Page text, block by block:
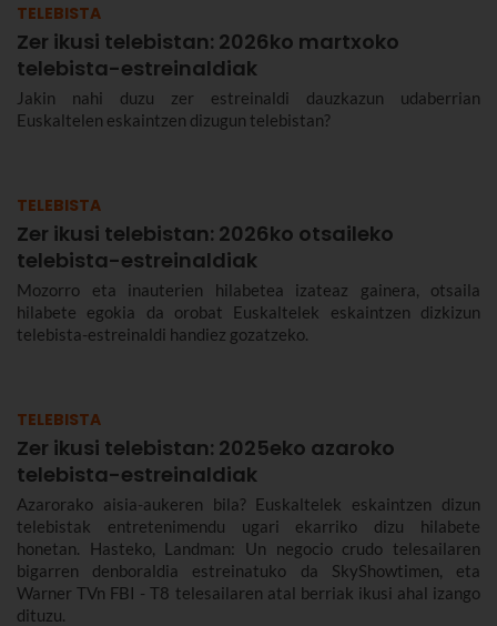
TELEBISTA
Zer ikusi telebistan: 2026ko martxoko
telebista-estreinaldiak
Jakin nahi duzu zer estreinaldi dauzkazun udaberrian
Euskaltelen eskaintzen dizugun telebistan?
TELEBISTA
Zer ikusi telebistan: 2026ko otsaileko
telebista-estreinaldiak
Mozorro eta inauterien hilabetea izateaz gainera, otsaila
hilabete egokia da orobat Euskaltelek eskaintzen dizkizun
telebista-estreinaldi handiez gozatzeko.
TELEBISTA
Zer ikusi telebistan: 2025eko azaroko
telebista-estreinaldiak
Azarorako aisia-aukeren bila? Euskaltelek eskaintzen dizun
telebistak entretenimendu ugari ekarriko dizu hilabete
honetan. Hasteko, Landman: Un negocio crudo telesailaren
bigarren denboraldia estreinatuko da SkyShowtimen, eta
Warner TVn FBI - T8 telesailaren atal berriak ikusi ahal izango
dituzu.